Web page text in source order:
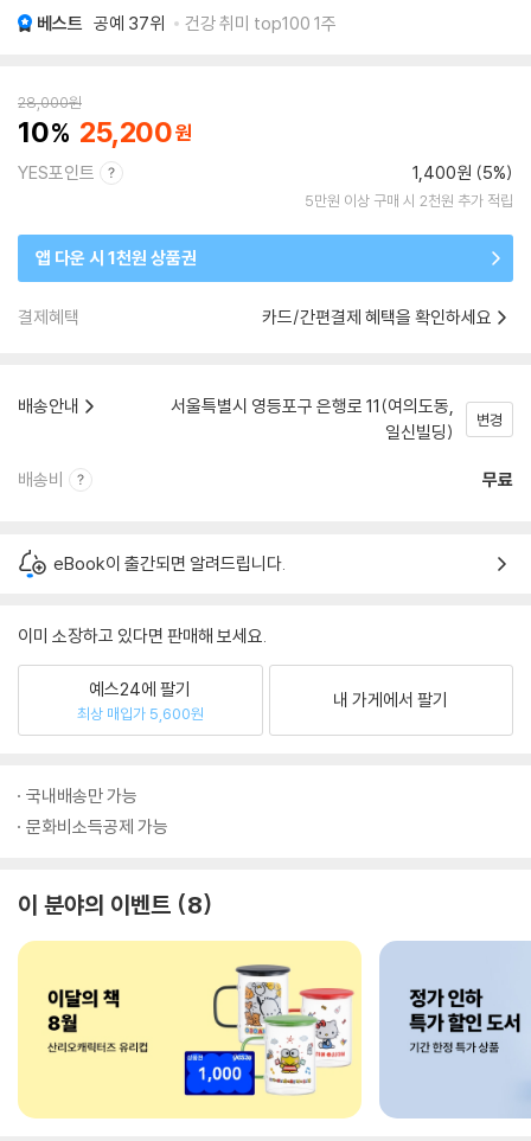
베스트 공예 37위 건강 취미 top100 1주
28,000원
10 25,200
YES포인트 1,400원 (5%)
5만원 이상 구매 시 2천원 추가 적립
앱 다운 시 1천원 상품권
결제혜택 카드/간편결제 혜택을 확인하세요
배송안내
서울특별시 영등포구 은행로 11(여의도동,
일신빌딩)
변경
배송비 무료
eBook이 출간되면 알려드립니다.
이미 소장하고 있다면 판매해 보세요.
예스24에 팔기
최상 매입가 5,600원
내 가게에서 팔기
국내배송만 가능
문화비소득공제 가능
이 분야의 이벤트 8